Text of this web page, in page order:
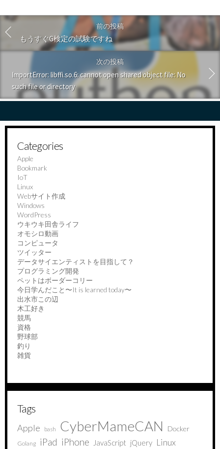
前の投稿
もうすぐG検定の試験ですね
次の投稿
ImportError: libffi.so.6: cannot open shared object file: No
such file or directory
Categories
Apple
Bookmark
IoT
Linux
Webサイト作成
Windows
WordPress
ウキウキ田舎ライフ
オモシロ動画
コンピュータ
ツイッター
データサイエンティストを目指して？
プログラミング開発
ペットはボーダーコリー
今日学んだこと〜It is learned today〜
出水市この辺
木工好き
競馬
資格
野球部
釣り
雑貨
Tags
Apple bash CyberMameCAN Docker
Golang iPad iPhone JavaScript jQuery Linux